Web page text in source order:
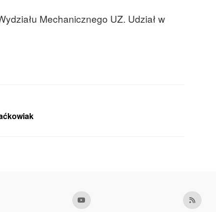
Mechanicznego UZ. Udział w